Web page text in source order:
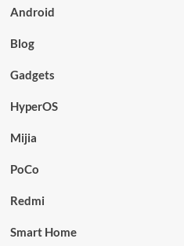
Android
Blog
Gadgets
HyperOS
Mijia
PoCo
Redmi
Smart Home